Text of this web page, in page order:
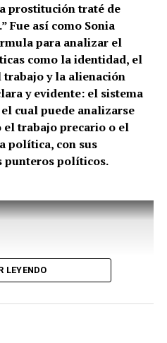
prostitución traté de
Fue así como Sonia
para analizar el
como la identidad, el
trabajo y la alienación
y evidente: el sistema
cual puede analizarse
el trabajo precario o el
política, con sus
punteros políticos.
LEYENDO